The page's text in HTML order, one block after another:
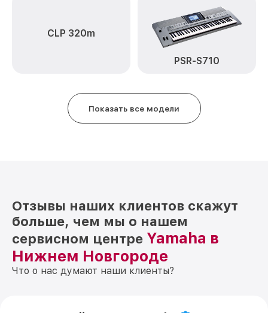
CLP 320m
PSR-S710
Показать все модели
Отзывы наших клиентов скажут
больше, чем мы о нашем
сервисном центре Yamaha в
Нижнем Новгороде
Что о нас думают наши клиенты?